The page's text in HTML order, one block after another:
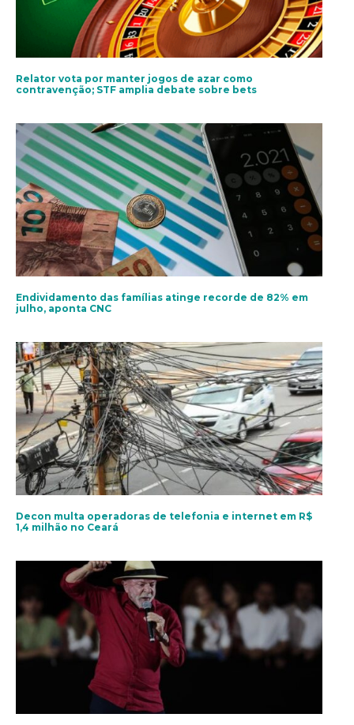
Relator vota por manter jogos de azar como
contravenção; STF amplia debate sobre bets
Endividamento das famílias atinge recorde de 82% em
julho, aponta CNC
Decon multa operadoras de telefonia e internet em R$
1,4 milhão no Ceará